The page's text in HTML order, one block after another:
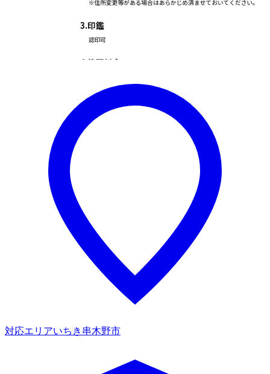
対応エリアいちき串木野市